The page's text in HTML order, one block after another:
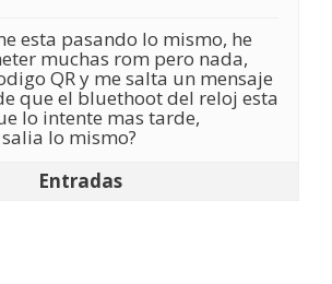
esta pasando lo mismo, he
muchas rom pero nada,
QR y me salta un mensaje
que el bluethoot del reloj esta
lo intente mas tarde,
lo mismo?
Entradas